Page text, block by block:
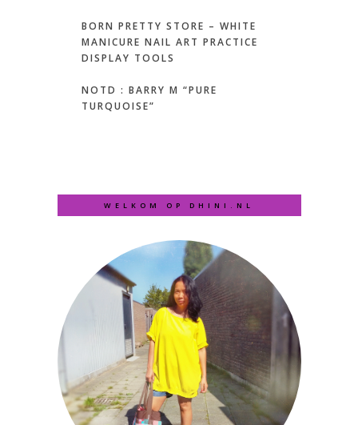
BORN PRETTY STORE – WHITE
MANICURE NAIL ART PRACTICE
DISPLAY TOOLS
NOTD : BARRY M “PURE
TURQUOISE”
WELKOM OP DHINI.NL